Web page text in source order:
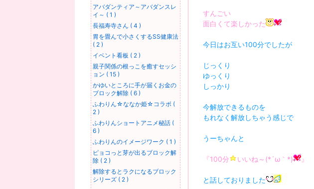
すんごい
面白くて楽しかった
今日はお互い100分でしたが
じっくり
ゆっくり
しっかり
今解放できるものを
もれなく解放しちゃう感じで
うーちゃんと
『100分 いいね～(*´ω｀*) 』
と話しておりました
アバダンティア～アバダンスレ
イ～ ( 1 )
長福寿寺さん ( 4 )
胃を畳んで小さくするSS健康法
( 2 )
イベント看板 ( 2 )
親子関係の根っこを癒すセッシ
ョン ( 15 )
かゆいところに手が届くお金の
ブロック解除 ( 6 )
ふわりん☆ななか姫☆コラボ (
2 )
ふわりんショートアニメ秘話 (
6 )
ふわりんのイメージワーク ( 1 )
ピョコっと芽が出るブロック解
除 ( 2 )
解除するとラクになるブロック
シリーズ ( 2 )